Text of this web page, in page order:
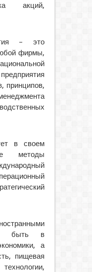
акций,
– это
фирмы,
принципов,
в своем
методы
быть в
а
пищевая